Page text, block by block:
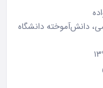
دانش‌آموخته دانشگاه